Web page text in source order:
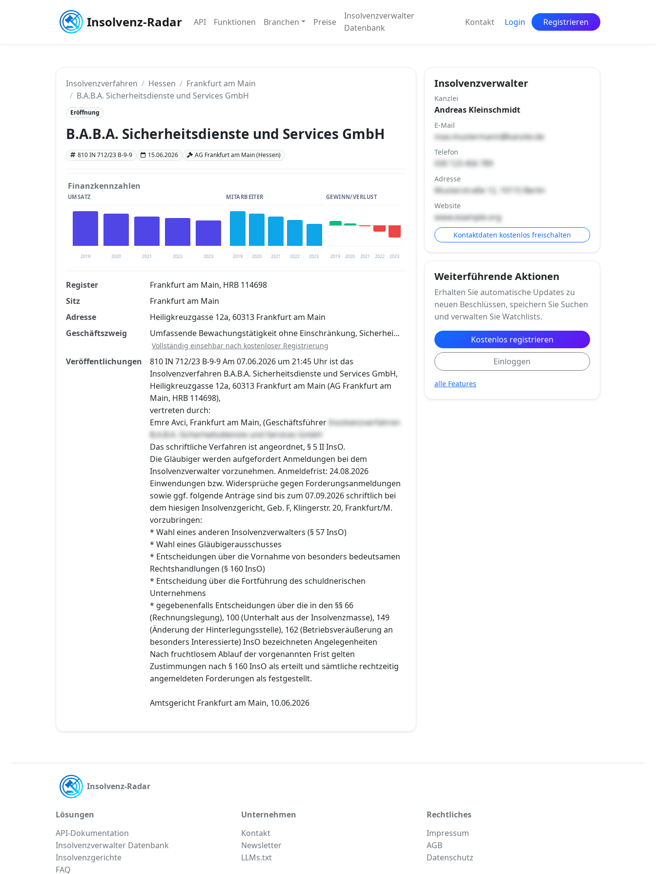
Insolvenz-Radar API Funktionen Branchen Preise
Insolvenzverwalter
Datenbank
Kontakt Login Registrieren
Insolvenzverfahren Hessen
Frankfurt am Main
B.A.B.A. Sicherheitsdienste und Services GmbH
Eröffnung
B.A.B.A. Sicherheitsdienste und Services GmbH
810 IN 712/23 B-9-9 15.06.2026 AG Frankfurt am Main (Hessen)
Finanzkennzahlen
UMSATZ
2019 2020 2021 2022 2023
MITARBEITER
2019 2020 2021 2022 2023
GEWINN/VERLUST
2019 2020 2021 2022 2023
Finanzkennzahlen nach kostenloser Registrierung verfügbar
Jetzt kostenlos registrieren
Register
Frankfurt am Main, HRB 114698
Sitz
Frankfurt am Main
Adresse
Heiligkreuzgasse 12a, 60313 Frankfurt am Main
Geschäftszweig
Umfassende Bewachungstätigkeit ohne Einschränkung, Sicherhei…
Vollständig einsehbar nach kostenloser Registrierung
Veröffentlichungen
810 IN 712/23 B-9-9 Am 07.06.2026 um 21:45 Uhr ist das
Insolvenzverfahren B.A.B.A. Sicherheitsdienste und Services GmbH,
Heiligkreuzgasse 12a, 60313 Frankfurt am Main (AG Frankfurt am
Main, HRB 114698),
vertreten durch:
Emre Avci, Frankfurt am Main, (Geschäftsführer Insolvenzverfahren
B.A.B.A. Sicherheitsdienste und Services GmbH
Das schriftliche Verfahren ist angeordnet, § 5 II InsO.
Die Gläubiger werden aufgefordert Anmeldungen bei dem
Insolvenzverwalter vorzunehmen. Anmeldefrist: 24.08.2026
Einwendungen bzw. Widersprüche gegen Forderungsanmeldungen
sowie ggf. folgende Anträge sind bis zum 07.09.2026 schriftlich bei
dem hiesigen Insolvenzgericht, Geb. F, Klingerstr. 20, Frankfurt/M.
vorzubringen:
* Wahl eines anderen Insolvenzverwalters (§ 57 InsO)
* Wahl eines Gläubigerausschusses
* Entscheidungen über die Vornahme von besonders bedeutsamen
Rechtshandlungen (§ 160 InsO)
* Entscheidung über die Fortführung des schuldnerischen
Unternehmens
* gegebenenfalls Entscheidungen über die in den §§ 66
(Rechnungslegung), 100 (Unterhalt aus der Insolvenzmasse), 149
(Änderung der Hinterlegungsstelle), 162 (Betriebsveräußerung an
besonders Interessierte) InsO bezeichneten Angelegenheiten
Nach fruchtlosem Ablauf der vorgenannten Frist gelten
Zustimmungen nach § 160 InsO als erteilt und sämtliche rechtzeitig
angemeldeten Forderungen als festgestellt.
Amtsgericht Frankfurt am Main, 10.06.2026
Insolvenzverwalter
Kanzlei
Andreas Kleinschmidt
E-Mail
max.mustermann@kanzlei.de
Telefon
030 123 456 789
Adresse
Musterstraße 12, 10115 Berlin
Website
www.example.org
Kontaktdaten kostenlos freischalten
Weiterführende Aktionen
Erhalten Sie automatische Updates zu
neuen Beschlüssen, speichern Sie Suchen
und verwalten Sie Watchlists.
Kostenlos registrieren
Einloggen
alle Features
Insolvenz-Radar
Lösungen
API-Dokumentation
Insolvenzverwalter Datenbank
Insolvenzgerichte
FAQ
Unternehmen
Kontakt
Newsletter
LLMs.txt
Rechtliches
Impressum
AGB
Datenschutz